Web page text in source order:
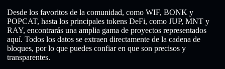
Desde los favoritos de la comunidad, como WIF, BONK y
POPCAT, hasta los principales tokens DeFi, como JUP, MNT y
RAY, encontrarás una amplia gama de proyectos representados
aquí. Todos los datos se extraen directamente de la cadena de
bloques, por lo que puedes confiar en que son precisos y
transparentes.